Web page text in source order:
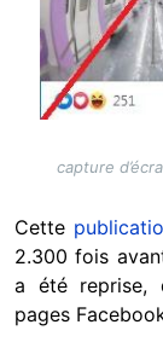
capture
Cette
2.300 fois
a été reprise,
pages